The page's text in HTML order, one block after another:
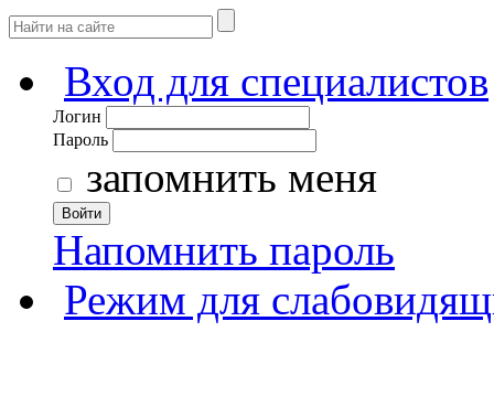
Вход для специалистов
Логин
Пароль
запомнить меня
Войти
Напомнить пароль
Режим для